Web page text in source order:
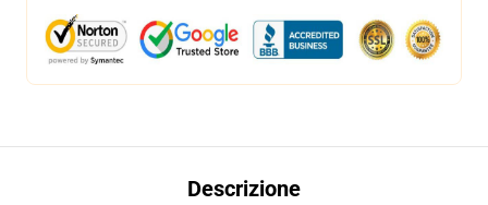
Descrizione